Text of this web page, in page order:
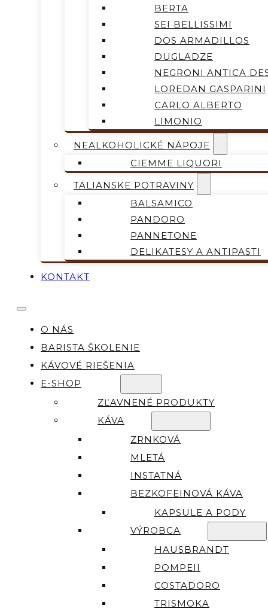
BERTA
SEI BELLISSIMI
DOS ARMADILLOS
DUGLADZE
NEGRONI ANTICA
LOREDAN GASPARINI
CARLO ALBERTO
LIMONIO
NEALKOHOLICKÉ NÁPOJE
CIEMME LIQUORI
TALIANSKE POTRAVINY
BALSAMICO
PANDORO
PANNETONE
DELIKATESY A ANTIPASTI
KONTAKT
O NÁS
BARISTA ŠKOLENIE
KÁVOVÉ RIEŠENIA
E-SHOP
ZĽAVNENÉ PRODUKTY
KÁVA
ZRNKOVÁ
MLETÁ
INSTATNÁ
BEZKOFEINOVÁ KÁVA
KAPSULE A PODY
VÝROBCA
HAUSBRANDT
POMPEII
COSTADORO
TRISMOKA